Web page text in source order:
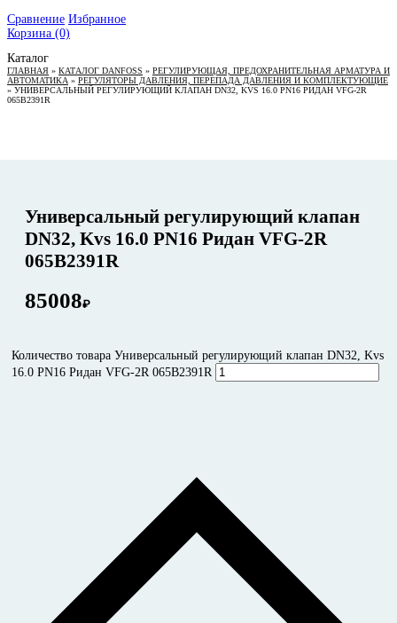
Сравнение Избранное
Корзина (0)
Каталог
ГЛАВНАЯ » КАТАЛОГ DANFOSS » РЕГУЛИРУЮЩАЯ, ПРЕДОХРАНИТЕЛЬНАЯ АРМАТУРА И
АВТОМАТИКА » РЕГУЛЯТОРЫ ДАВЛЕНИЯ, ПЕРЕПАДА ДАВЛЕНИЯ И КОМПЛЕКТУЮЩИЕ
» УНИВЕРСАЛЬНЫЙ РЕГУЛИРУЮЩИЙ КЛАПАН DN32, KVS 16.0 PN16 РИДАН VFG-2R
065B2391R
Универсальный регулирующий клапан
DN32, Kvs 16.0 PN16 Ридан VFG-2R
065B2391R
85008₽
Количество товара Универсальный регулирующий клапан DN32, Kvs
16.0 PN16 Ридан VFG-2R 065B2391R